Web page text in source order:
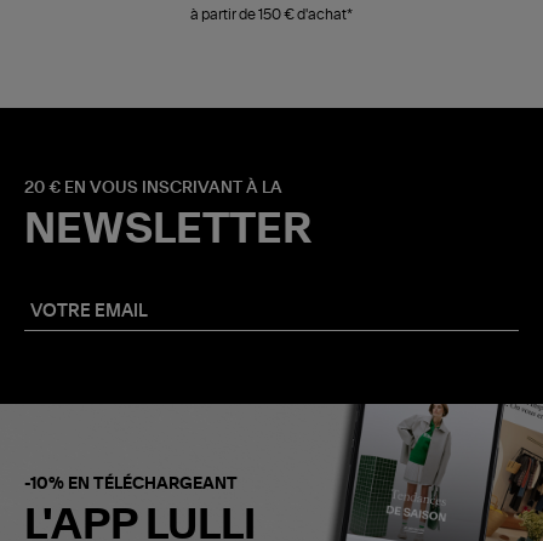
à partir de 150 € d'achat*
20 € EN VOUS INSCRIVANT À LA
NEWSLETTER
-10% EN TÉLÉCHARGEANT
L'APP LULLI